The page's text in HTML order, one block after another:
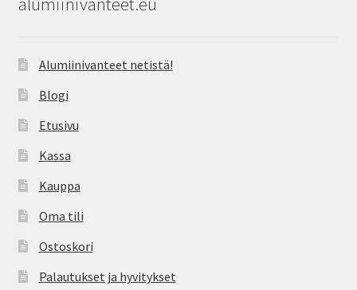
Alumiinivanteet netistä!
Blogi
Etusivu
Kassa
Kauppa
Oma tili
Ostoskori
Palautukset ja hyvitykset